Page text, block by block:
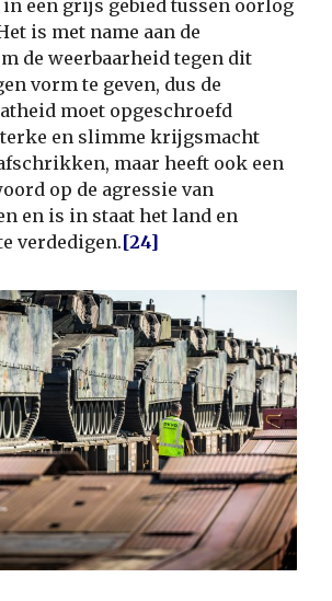
een grijs gebied tussen oorlog
is met name aan de
de weerbaarheid tegen dit
vorm te geven, dus de
moet opgeschroefd
en slimme krijgsmacht
maar heeft ook een
op de agressie van
en is in staat het land en
verdedigen.[24]